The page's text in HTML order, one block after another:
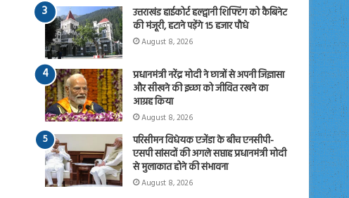
उत्तराखंड हाईकोर्ट हल्द्वानी शिफ्टिंग को कैबिनेट
की मंजूरी, हटाने पड़ेंगे 15 हजार पौधे
August 8, 2026
प्रधानमंत्री नरेंद्र मोदी ने छात्रों से अपनी जिज्ञासा
और सीखने की इच्छा को जीवित रखने का
आग्रह किया
August 8, 2026
परिसीमन विधेयक एजेंडा के बीच एनसीपी-
एसपी सांसदों की अगले सप्ताह प्रधानमंत्री मोदी
से मुलाकात होने की संभावना
August 8, 2026